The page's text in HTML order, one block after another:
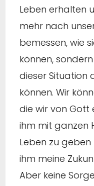
Leben erhalten
mehr nach
bemessen, wie
können,
dieser Situation
können. Wir
die wir von Gott
ihm mit ganzen
Leben zu
ihm meine
Aber keine